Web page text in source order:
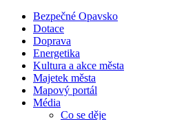
Bezpečné Opavsko
Dotace
Doprava
Energetika
Kultura a akce města
Majetek města
Mapový portál
Média
Co se děje